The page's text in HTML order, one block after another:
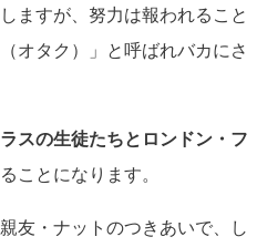
ますが、努力は報われること
オタク）」と呼ばれバカにさ
スの生徒たちとロンドン・フ
ことになります。
友・ナットのつきあいで、し